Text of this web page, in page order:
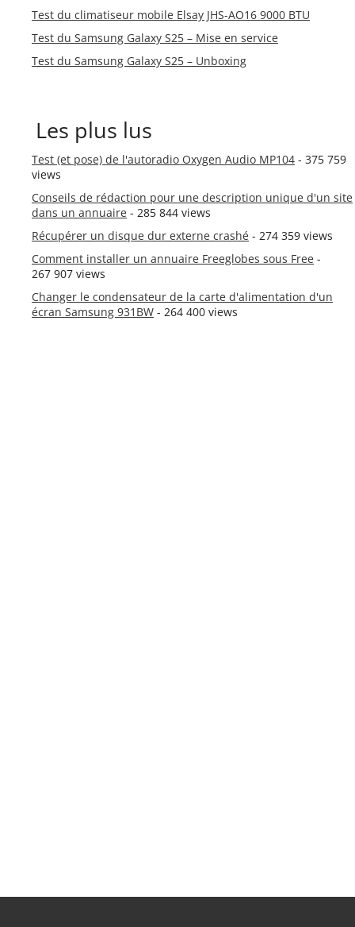
Test du climatiseur mobile Elsay JHS-AO16 9000 BTU
Test du Samsung Galaxy S25 – Mise en service
Test du Samsung Galaxy S25 – Unboxing
Les plus lus
Test (et pose) de l'autoradio Oxygen Audio MP104 - 375 759
views
Conseils de rédaction pour une description unique d'un site
dans un annuaire - 285 844 views
Récupérer un disque dur externe crashé - 274 359 views
Comment installer un annuaire Freeglobes sous Free -
267 907 views
Changer le condensateur de la carte d'alimentation d'un
écran Samsung 931BW - 264 400 views